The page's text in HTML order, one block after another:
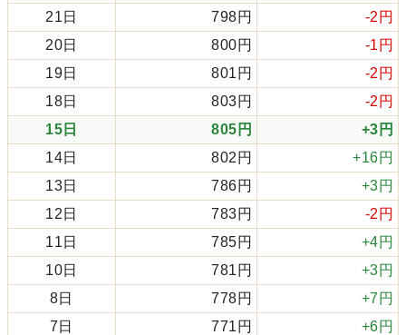
21日
798円
-2円
20日
800円
-1円
19日
801円
-2円
18日
803円
-2円
15日
805円
+3円
14日
802円
+16円
13日
786円
+3円
12日
783円
-2円
11日
785円
+4円
10日
781円
+3円
8日
778円
+7円
7日
771円
+6円